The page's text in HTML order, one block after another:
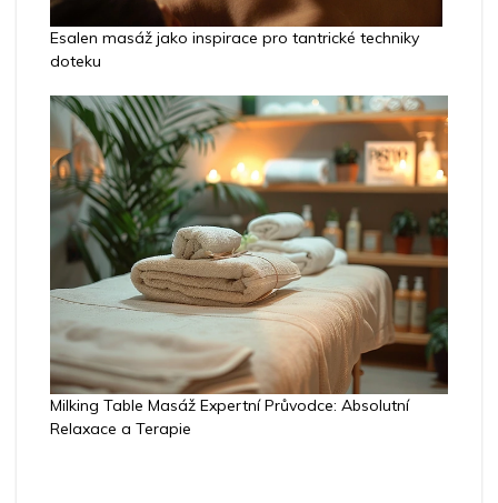
Esalen masáž jako inspirace pro tantrické techniky
doteku
Milking Table Masáž Expertní Průvodce: Absolutní
Relaxace a Terapie